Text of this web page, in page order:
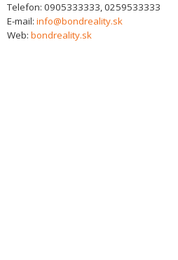
Telefon: 0905333333, 0259533333
E-mail: info@bondreality.sk
Web: bondreality.sk